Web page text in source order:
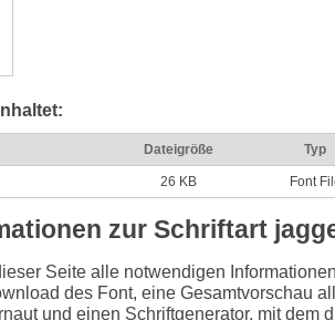
Dateigröße Typ
26 KB Font
zur Schriftart
Seite alle notwendigen
des Font, eine Gesamtvorschau
und einen Schriftgenerator, mit dem